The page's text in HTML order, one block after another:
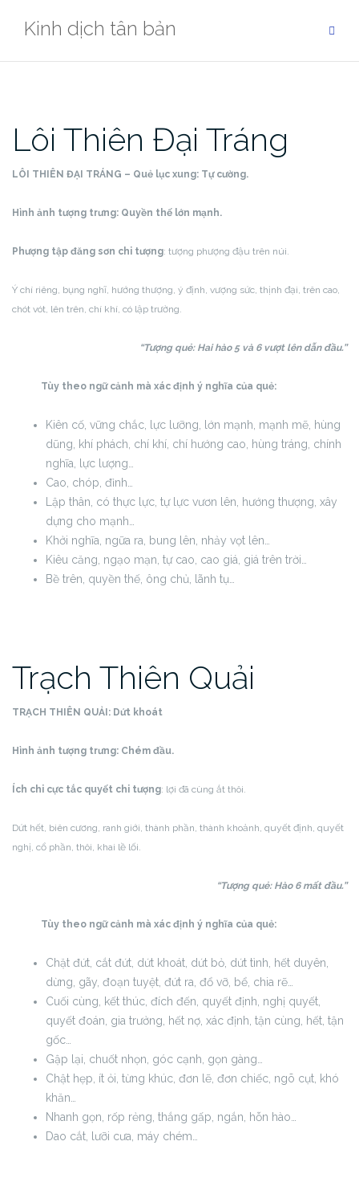
Kinh dịch tân bản
Lôi Thiên Đại Tráng
LÔI THIÊN ĐẠI TRÁNG – Quẻ lục xung: Tự cường.
Hình ảnh tượng trưng: Quyền thế lớn mạnh.
Phượng tập đăng sơn chi tượng: tượng phượng đậu trên núi.
Ý chí riêng, bụng nghĩ, hướng thượng, ý định, vượng sức, thịnh đại, trên cao,
chót vót, lên trên, chí khí, có lập trường.
“Tượng quẻ: Hai hào 5 và 6 vượt lên dẫn đầu.”
Tùy theo ngữ cảnh mà xác định ý nghĩa của quẻ:
Kiên cố, vững chắc, lực lưỡng, lớn mạnh, mạnh mẽ, hùng
dũng, khí phách, chí khí, chí hướng cao, hùng tráng, chính
nghĩa, lực lượng…
Cao, chóp, đỉnh…
Lập thân, có thực lực, tự lực vươn lên, hướng thượng, xây
dựng cho mạnh…
Khởi nghĩa, ngữa ra, bung lên, nhảy vọt lên…
Kiêu căng, ngạo mạn, tự cao, cao giá, giá trên trời…
Bề trên, quyền thế, ông chủ, lãnh tụ…
Trạch Thiên Quải
TRẠCH THIÊN QUẢI: Dứt khoát
Hình ảnh tượng trưng: Chém đầu.
Ích chi cực tắc quyết chi tượng: lợi đã cùng ắt thôi.
Dứt hết, biên cương, ranh giới, thành phần, thành khoảnh, quyết định, quyết
nghị, cổ phần, thôi, khai lề lối.
“Tượng quẻ: Hào 6 mất đầu.”
Tùy theo ngữ cảnh mà xác định ý nghĩa của quẻ:
Chặt đứt, cắt đứt, dứt khoát, dứt bỏ, dứt tình, hết duyên,
dừng, gãy, đoạn tuyệt, đứt ra, đổ vỡ, bể, chia rẽ…
Cuối cùng, kết thúc, đích đến, quyết định, nghị quyết,
quyết đoán, gia trưởng, hết nợ, xác định, tận cùng, hết, tận
gốc…
Gập lại, chuốt nhọn, góc cạnh, gọn gàng…
Chật hẹp, ít ỏi, từng khúc, đơn lẽ, đơn chiếc, ngõ cụt, khó
khăn…
Nhanh gọn, rốp rẻng, thắng gấp, ngắn, hỗn hào…
Dao cắt, lưỡi cưa, máy chém…